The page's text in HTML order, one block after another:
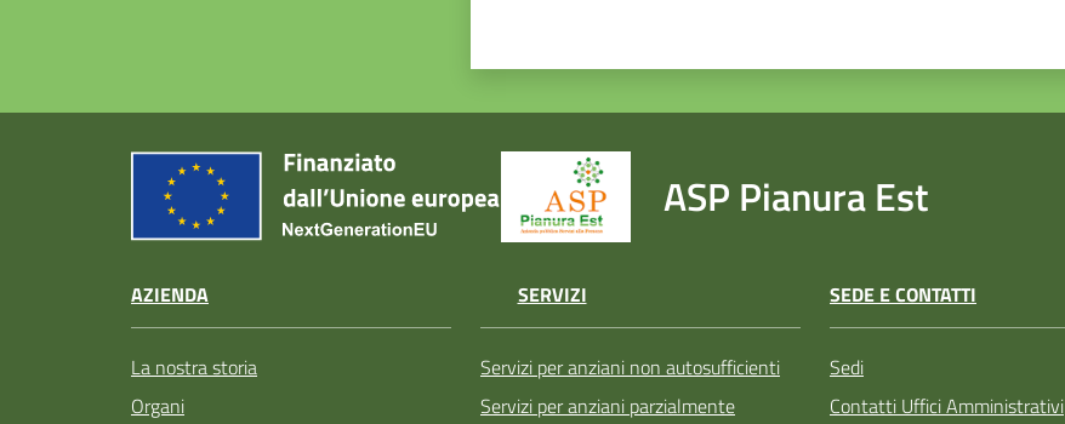
ASP Pianura Est
AZIENDA
La nostra storia
Organi
SERVIZI
Servizi per anziani non autosufficienti
Servizi per anziani parzialmente
SEDE E CONTATTI
Sedi
Contatti Uffici Amministrativi